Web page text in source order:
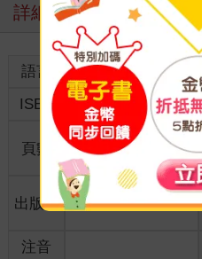
詳細資料
語言 中文繁體
ISBN
9789865588410
頁數 160
出版地 台灣
注音